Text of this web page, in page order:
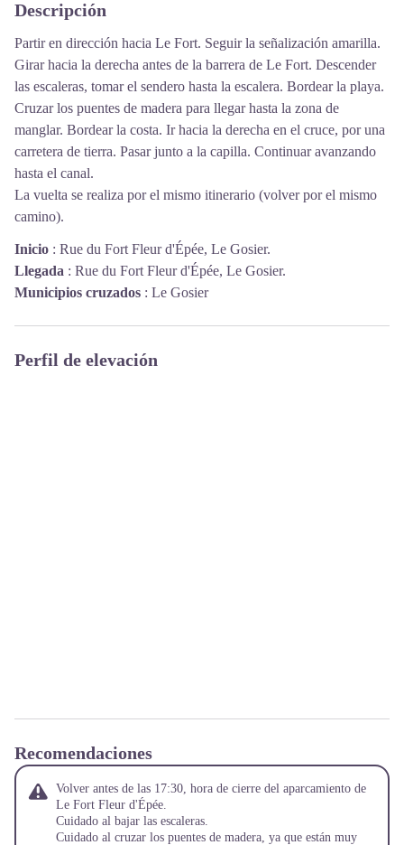
Descripción
Partir en dirección hacia Le Fort. Seguir la señalización amarilla.
Girar hacia la derecha antes de la barrera de Le Fort. Descender
las escaleras, tomar el sendero hasta la escalera. Bordear la playa.
Cruzar los puentes de madera para llegar hasta la zona de
manglar. Bordear la costa. Ir hacia la derecha en el cruce, por una
carretera de tierra. Pasar junto a la capilla. Continuar avanzando
hasta el canal.
La vuelta se realiza por el mismo itinerario (volver por el mismo
camino).
Inicio : Rue du Fort Fleur d'Épée, Le Gosier.
Llegada : Rue du Fort Fleur d'Épée, Le Gosier.
Municipios cruzados : Le Gosier
Perfil de elevación
Recomendaciones
Volver antes de las 17:30, hora de cierre del aparcamiento de
Le Fort Fleur d'Épée.
Cuidado al bajar las escaleras.
Cuidado al cruzar los puentes de madera, ya que están muy